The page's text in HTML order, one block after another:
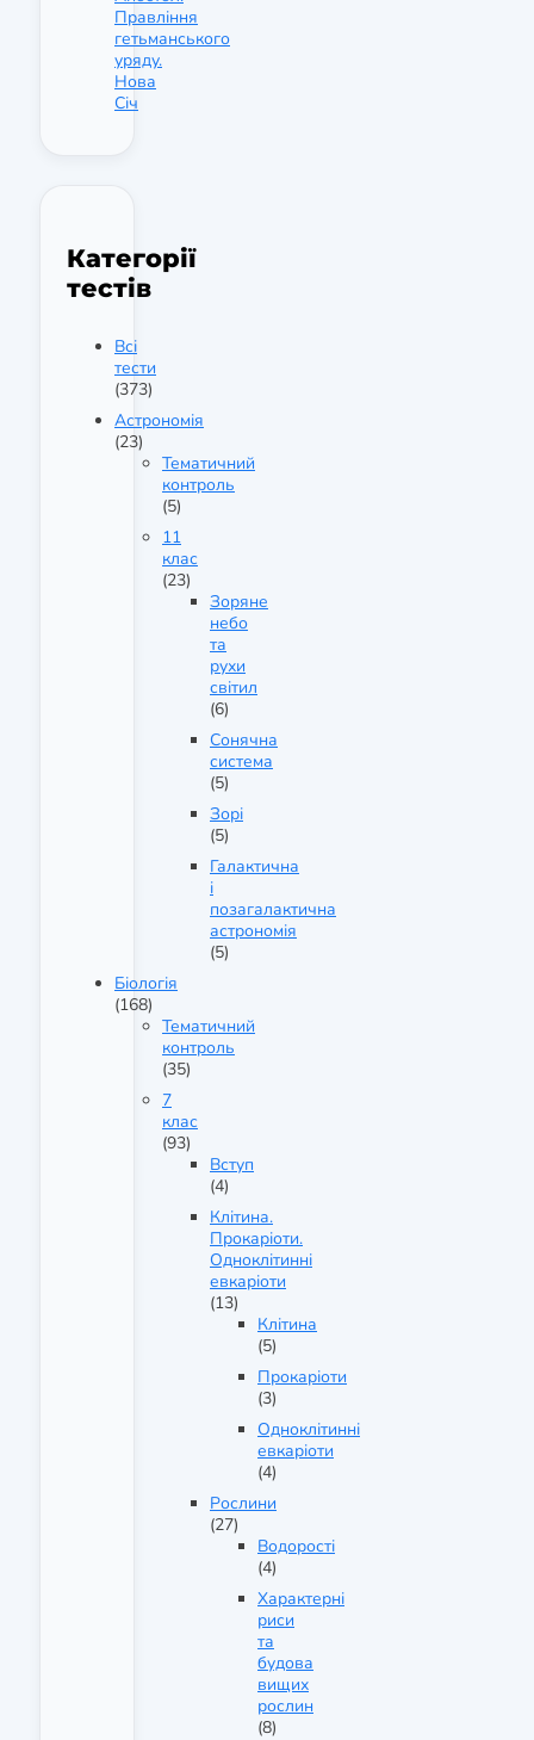
Правління
гетьманського
уряду.
Нова
Січ
Категорії
тестів
Всі
тести
(373)
Астрономія
(23)
Тематичний
контроль
(5)
11
клас
(23)
Зоряне
небо
та
рухи
світил
(6)
Сонячна
система
(5)
Зорі
(5)
Галактична
і
позагалактична
астрономія
(5)
Біологія
(168)
Тематичний
контроль
(35)
7
клас
(93)
Вступ
(4)
Клітина.
Прокаріоти.
Одноклітинні
евкаріоти
(13)
Клітина
(5)
Прокаріоти
(3)
Одноклітинні
евкаріоти
(4)
Рослини
(27)
Водорості
(4)
Характерні
риси
та
будова
вищих
рослин
(8)